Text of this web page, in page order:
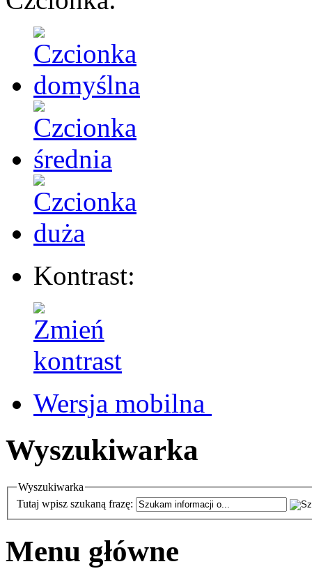
Kontrast:
Wersja mobilna
Wyszukiwarka
Wyszukiwarka
Tutaj wpisz szukaną frazę:
Menu główne